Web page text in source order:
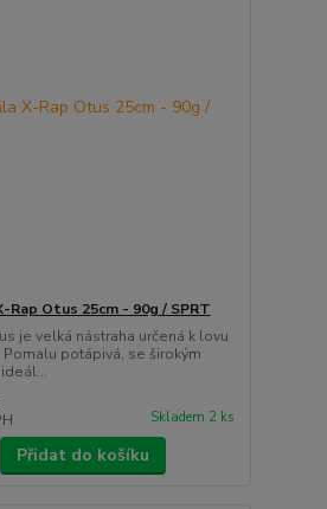
Rap Otus 25cm - 90g / SPRT
je velká nástraha určená k lovu
potápivá, se širokým
Skladem 2 ks
Přidat do košíku